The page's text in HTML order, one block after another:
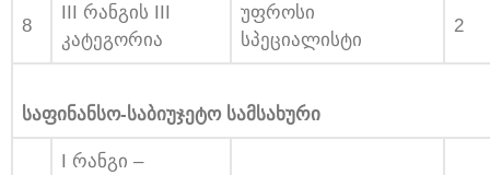
8
III რანგის III
კატეგორია
უფროსი
სპეციალისტი
2
საფინანსო-საბიუჯეტო სამსახური
I რანგი –